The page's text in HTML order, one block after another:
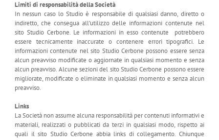
Limiti di responsabilità della Società
In nessun caso lo Studio è responsabile di qualsiasi danno, diretto o
indiretto, che consegua all’utilizzo delle informazioni contenute nel
sito Studio Cerbone. Le informazioni in esso contenute potrebbero
essere tecnicamente inaccurate o contenere errori tipografici. Le
informazioni contenute nel sito Studio Cerbone possono essere senza
alcun preavviso modificate o aggiornate in qualsiasi momento e senza
alcun preavviso. Alcune sezioni del sito Studio Cerbone possono essere
migliorate, modificate o eliminate in qualsiasi momento e senza alcun
preavviso.
Links
La Società non assume alcuna responsabilità per contenuti informativi e
materiali, realizzati o pubblicati da terzi in qualsiasi modo, rispetto ai
quali il sito Studio Cerbone abbia links di collegamento. Chiunque